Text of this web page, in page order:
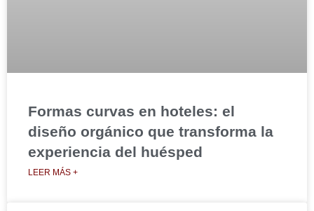
Formas curvas en hoteles: el
diseño orgánico que transforma la
experiencia del huésped
LEER MÁS +